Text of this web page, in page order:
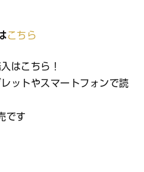
こちら
はこちら！
ットやスマートフォンで読
です